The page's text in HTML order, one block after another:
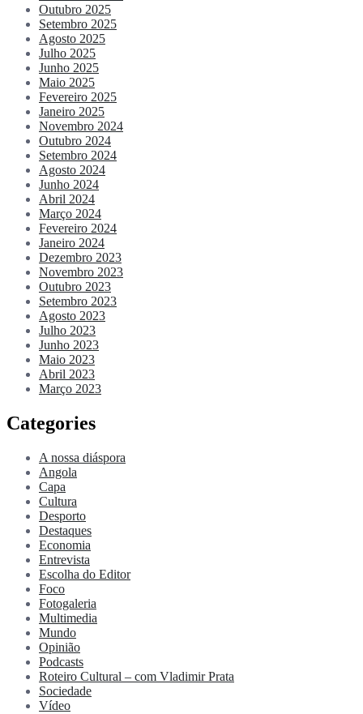
Outubro 2025
Setembro 2025
Agosto 2025
Julho 2025
Junho 2025
Maio 2025
Fevereiro 2025
Janeiro 2025
Novembro 2024
Outubro 2024
Setembro 2024
Agosto 2024
Junho 2024
Abril 2024
Março 2024
Fevereiro 2024
Janeiro 2024
Dezembro 2023
Novembro 2023
Outubro 2023
Setembro 2023
Agosto 2023
Julho 2023
Junho 2023
Maio 2023
Abril 2023
Março 2023
Categories
A nossa diáspora
Angola
Capa
Cultura
Desporto
Destaques
Economia
Entrevista
Escolha do Editor
Foco
Fotogaleria
Multimedia
Mundo
Opinião
Podcasts
Roteiro Cultural – com Vladimir Prata
Sociedade
Vídeo